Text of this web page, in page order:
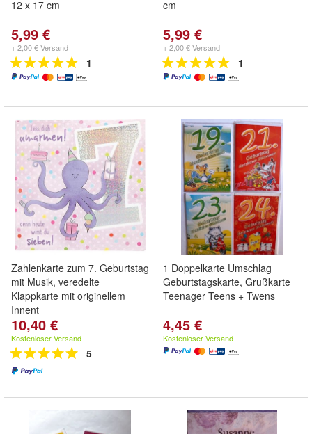
12 x 17 cm
5,99 €
+ 2,00 € Versand
1
cm
5,99 €
+ 2,00 € Versand
1
Zahlenkarte zum 7. Geburtstag
mit Musik, veredelte
Klappkarte mit originellem
Innent
10,40 €
Kostenloser Versand
5
1 Doppelkarte Umschlag
Geburtstagskarte, Grußkarte
Teenager Teens + Twens
4,45 €
Kostenloser Versand